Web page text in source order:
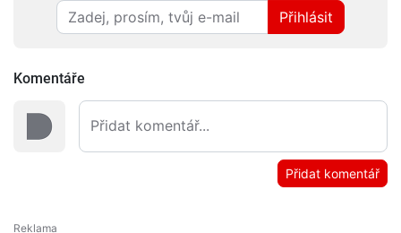
Přihlásit
Komentáře
Přidat komentář